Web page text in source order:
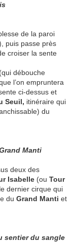
de la paroi
puis passe près
croiser la sente
(qui débouche
l’on empruntera
ci-dessus et
Seuil, itinéraire qui
du
Manti
deux des
Isabelle (ou Tour
dernier cirque qui
du Grand Manti et
sentier du sangle